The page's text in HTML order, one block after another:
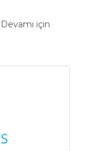
Devamı için